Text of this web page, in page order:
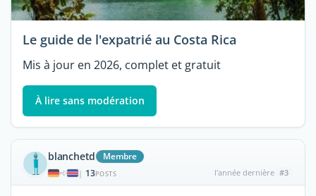
Le guide de l'expatrié au Costa Rica
Mis à jour en 2026, complet et gratuit
À lire sans modération
blanchetd Membre
| 13POSTS l'année dernière #3